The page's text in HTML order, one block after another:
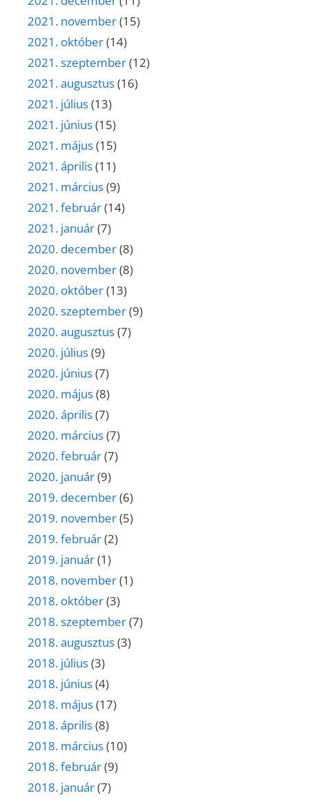
2021. november(15)
2021. október(14)
2021. szeptember(12)
2021. augusztus(16)
2021. július(13)
2021. június(15)
2021. május(15)
2021. április(11)
2021. március(9)
2021. február(14)
2021. január(7)
2020. december(8)
2020. november(8)
2020. október(13)
2020. szeptember(9)
2020. augusztus(7)
2020. július(9)
2020. június(7)
2020. május(8)
2020. április(7)
2020. március(7)
2020. február(7)
2020. január(9)
2019. december(6)
2019. november(5)
2019. február(2)
2019. január(1)
2018. november(1)
2018. október(3)
2018. szeptember(7)
2018. augusztus(3)
2018. július(3)
2018. június(4)
2018. május(17)
2018. április(8)
2018. március(10)
2018. február(9)
2018. január(7)